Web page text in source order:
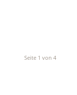
Seite 1 von 4